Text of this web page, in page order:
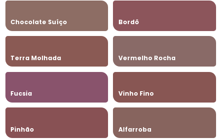
Chocolate Suíço Bordô
Terra Molhada Vermelho Rocha
Fucsia Vinho Fino
Pinhão Alfarroba